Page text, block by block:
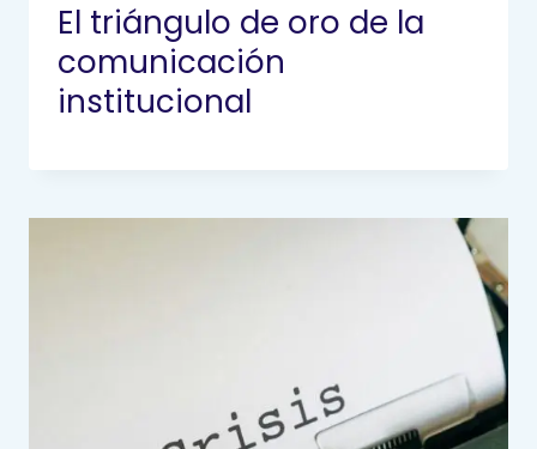
El triángulo de oro de la
comunicación
institucional